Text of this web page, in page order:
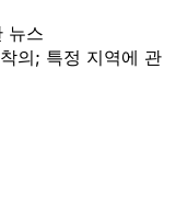
뉴스
의; 특정 지역에 관